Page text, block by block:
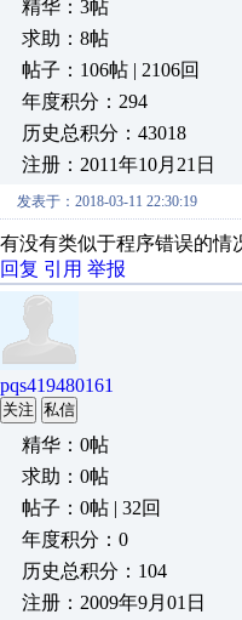
精华：3帖
求助：8帖
帖子：106帖 | 2106回
年度积分：294
历史总积分：43018
注册：2011年10月21日
发表于：2018-03-11 22:30:19
有没有类似于程序错误的情
回复 引用 举报
pqs419480161
关注 私信
精华：0帖
求助：0帖
帖子：0帖 | 32回
年度积分：0
历史总积分：104
注册：2009年9月01日